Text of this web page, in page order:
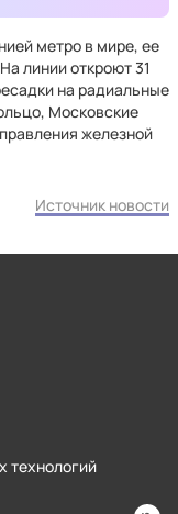
метро в мире, ее
линии откроют 31
на радиальные
Московские
железной
Источник новости
технологий